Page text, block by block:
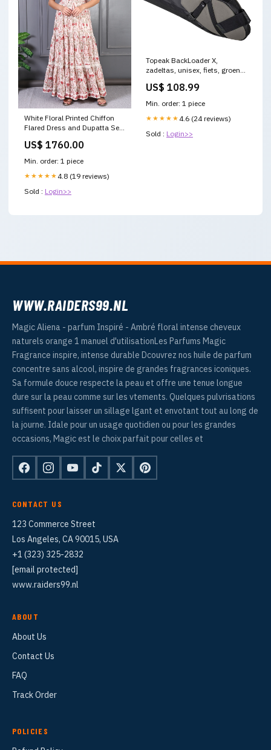
White Floral Printed Chiffon
Flared Dress and Dupatta Set
US$ 1760.00
Min. order: 1 piece
★★★★★ 4.8 (19 reviews)
Sold : Login>>
Topeak BackLoader X,
zadeltas, unisex, fiets, groen
US$ 108.99
Min. order: 1 piece
★★★★★ 4.6 (24 reviews)
Sold : Login>>
WWW.RAIDERS99.NL
Magic Aliena - parfum Inspiré - Ambré floral intense cheveux
naturels orange 1 manuel d'utilisationLes Parfums Magic
Fragrance inspire, intense durable Dcouvrez nos huile de parfum
concentre sans alcool, inspire de grandes fragrances iconiques.
Sa formule douce respecte la peau et offre une tenue longue
dure sur la peau comme sur les vtements. Quelques pulvrisations
suffisent pour laisser un sillage lgant et envotant tout au long de
la journe. Idale pour un usage quotidien ou pour les grandes
occasions, Magic est le choix parfait pour celles et
CONTACT US
123 Commerce Street
Los Angeles, CA 90015, USA
+1 (323) 325-2832
[email protected]
www.raiders99.nl
ABOUT
About Us
Contact Us
FAQ
Track Order
POLICIES